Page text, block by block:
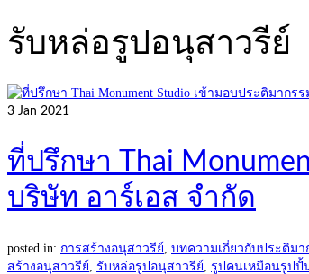
รับหล่อรูปอนุสาวรีย์
3 Jan 2021
ที่ปรึกษา Thai
บริษัท อาร์เอส จำกัด
posted in: การสร้างอนุสาวรีย์, บทความเกี่ยวกับประติม
สร้างอนุสาวรีย์, รับหล่อรูปอนุสาวรีย์, รูปคนเหมือนรูปปั้